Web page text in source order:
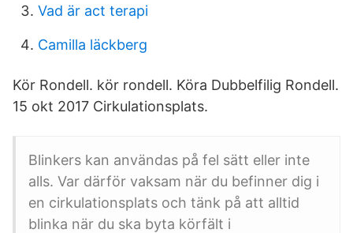
Vad är act terapi
Camilla läckberg
Kör Rondell. kör rondell. Köra Dubbelfilig Rondell.
15 okt 2017 Cirkulationsplats.
Blinkers kan användas på fel sätt eller inte
alls. Var därför vaksam när du befinner dig i
en cirkulationsplats och tänk på att alltid
blinka när du ska byta körfält i